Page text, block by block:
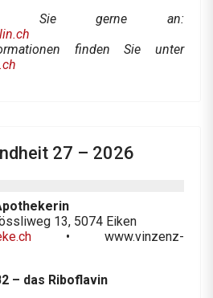
Sie gerne an:
finden Sie unter
27 – 2026
13, 5074 Eiken
• www.vinzenz-
– das Riboflavin